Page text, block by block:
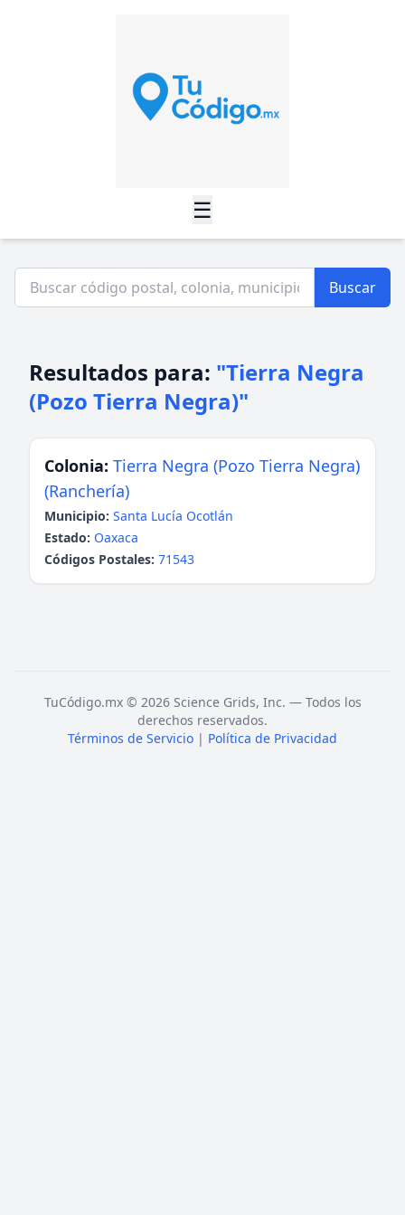
☰
Buscar
Resultados para: "Tierra Negra
(Pozo Tierra Negra)"
Colonia: Tierra Negra (Pozo Tierra Negra)
(Ranchería)
Municipio: Santa Lucía Ocotlán
Estado: Oaxaca
Códigos Postales: 71543
TuCódigo.mx © 2026 Science Grids, Inc. — Todos los
derechos reservados.
Términos de Servicio | Política de Privacidad